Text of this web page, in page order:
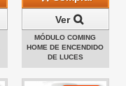
Ver
MÓDULO COMING
HOME DE ENCENDIDO
DE LUCES